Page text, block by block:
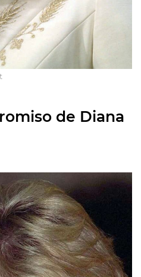
de Diana